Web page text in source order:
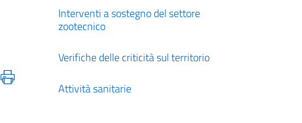
Interventi a sostegno del settore
zootecnico
Verifiche delle criticità sul territorio
Attività sanitarie